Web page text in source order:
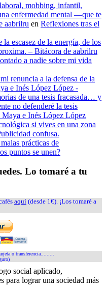
mobbing, infantil,
enfermedad mental —que te
aabrilru en Reflexiones tras el
escasez de la energía, de los
– Bitácora de aabrilru
a nadie sobre mi vida
renuncia a la defensa de la
e Inés López López -
de una tesis fracasada… y
no defenderé la tesis
e Inés López López
si vives en una zona
confusa.
prácticas de
puntos se unen?
Lo tomaré a tu
aquí (desde 1€). ¡Los tomaré a
o transferencia.........
social aplicado,
para lograr una sociedad más